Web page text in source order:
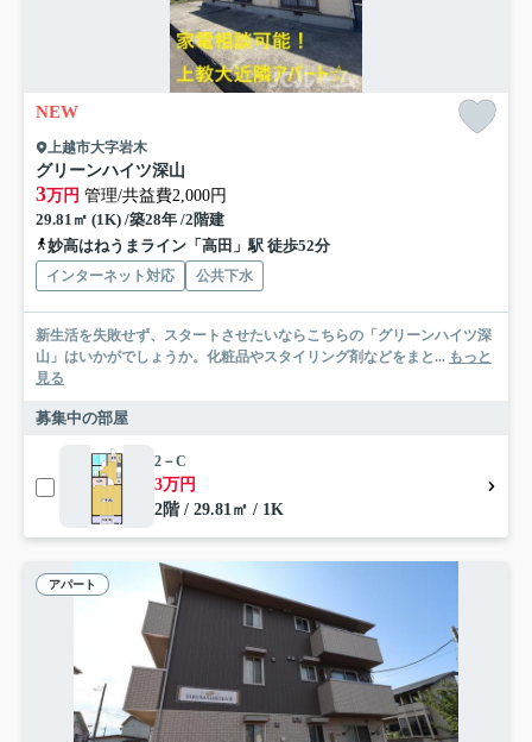
NEW
上越市大字岩木
グリーンハイツ深山
3万円 管理/共益費2,000円
29.81㎡ (1K) /築28年 /2階建
妙高はねうまライン「高田」駅 徒歩52分
インターネット対応 公共下水
新生活を失敗せず、スタートさせたいならこちらの「グリーンハイツ深
山」はいかがでしょうか。化粧品やスタイリング剤などをまと... もっと
見る
募集中の部屋
2－C
3万円
2階 / 29.81㎡ / 1K
アパート